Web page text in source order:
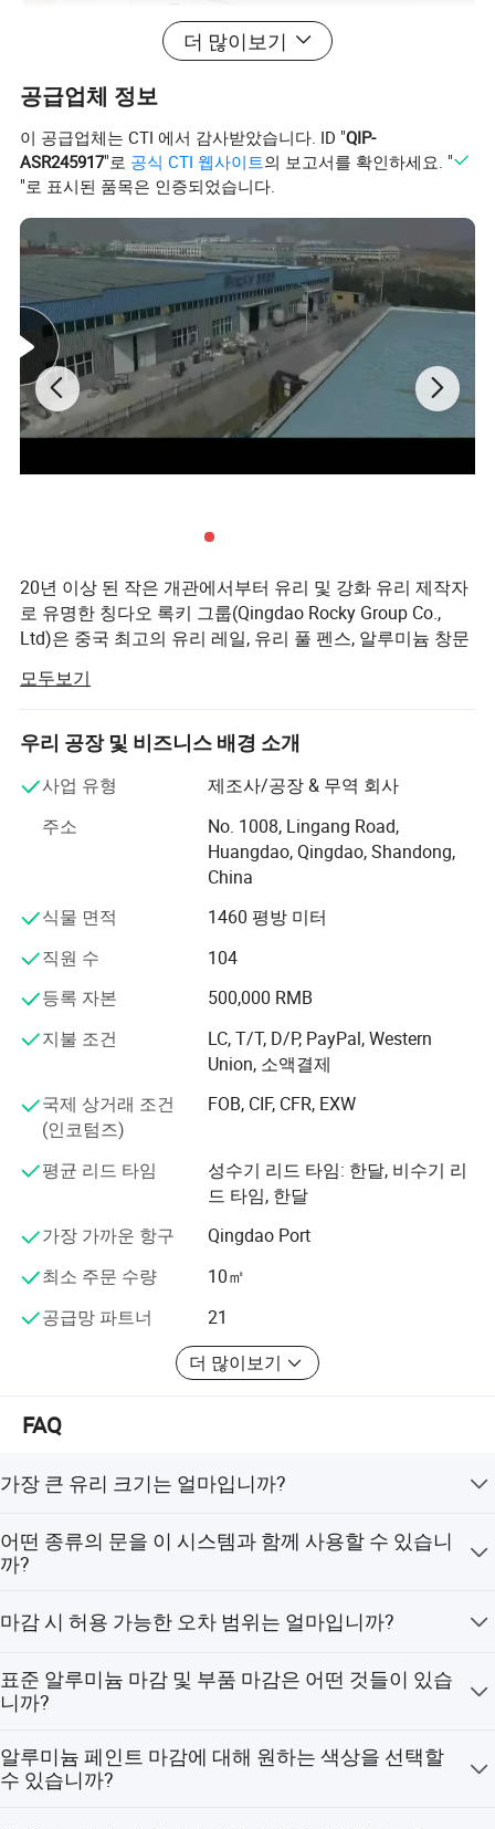
유리 종류: 8mm, 10mm, 12mm 강화 유리 패널
알루미늄 재질: 6063-T5
𝔄레임 색상: 블랙, 화이트, 산화...
알루미늄 유리 파티션
상세 사진
회사 𝔄로𝕄
제작자로 지어진 칭다오 록키 그룹 컴퍼니, Ltd
적인 업체로 성장했습니다.
20년 이상의 경험을 보유𝕜 칭다오 록키 그룹
더 많이보기
공급업체 정보
이 공급업체는 CTI 에서 감사받았습니다. ID "QIP-
ASR245917"로 공식 CTI 웹사이트의 보고서를 확인하세요. "
"로 표시된 품목은 인증되었습니다.
20년 이상 된 작은 개관에서부터 유리 및 강화 유리 제작자
로 유명한 칭다오 록키 그룹(Qingdao Rocky Group Co.,
Ltd)은 중국 최고의 유리 레일, 유리 풀 펜스, 알루미늄 창문
년 이상 축적된 경험을 가진 구조용 유리 외관, 칭다오 록키
산업(Qingdao Rocky Industry Co., Ltd는 주택 소유자, 리모
델링 업체, 건축가 및 건축업자들이 높은 수준의 자격을 갖
춘 유리 레일, 알루미늄 창문 및 문, 중국의 유리 커튼 벽, 그
다. 100여 개 국가에서 온 고객입니다. 그리고 일부는 유럽,
미국, 캐나다 등지에서 온 가장 잘 아는 회사입니다.
력하고 있지만, 우리 모두가 모든 고객의 요구와 요구에 부
응하기 위해 노력하고 있습니다.
우리는 제품 품질과 고객 서비스에 관심을 기울이며, 따라
니다. 품질 관리 시스템은 GB/T 19001-2000에 부합하며
CE, AAMA, BSCI, Rosh, REACH를 보유하고 있습니다.
정직성, 팀워크, 혁신의 원칙은 우리 비즈니스의 모든 요소
에 각인되어 있습니다.
모두보기
우리 공장 및 비즈니스 배경 소개
사업 유형
제조사/공장 & 무역 회사
주소
No. 1008, Lingang Road,
Huangdao, Qingdao, Shandong,
China
식물 면적
1460 평방 미터
직원 수
104
등록 자본
500,000 RMB
지불 조건
LC, T/T, D/P, PayPal, Western
Union, 소액결제
국제 상거래 조건
(인코텀즈)
FOB, CIF, CFR, EXW
평균 리드 타임
성수기 리드 타임: 한달, 비수기 리
드 타임, 한달
가장 가까운 항구
Qingdao Port
최소 주문 수량
10㎡
공급망 파트너
21
더 많이보기
FAQ
가장 큰 유리 크기는 얼마입니까?
업 조건, 유리 운반 조건 및 엘리베이터 크기에 따라 사용할
수 있는 최대 유리 크기가 달라질 수 있습니다.
어떤 종류의 문을 이 시스템과 함께 사용할 수 있습니
까?
유리문과 방음 프레임.
마감 시 허용 가능한 오차 범위는 얼마입니까?
용되는 최대 오차는 1/8인치에서 3/8인치입니다. (이 범위
를 벗어나는 경우에는 추가적인 조절이 필요하거나, 완벽
표준 알루미늄 마감 및 부품 마감은 어떤 것들이 있습
니까?
알루미늄 페인트 마감에 대해 원하는 색상을 선택할
수 있습니까?